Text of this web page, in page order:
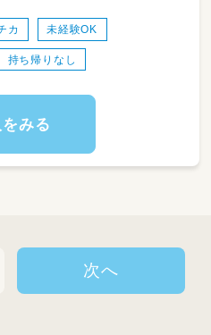
カ 未経験OK
持ち帰りなし
みる
次へ